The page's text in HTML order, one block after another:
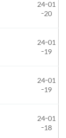
24-01
-20
24-01
-19
24-01
-19
24-01
-18